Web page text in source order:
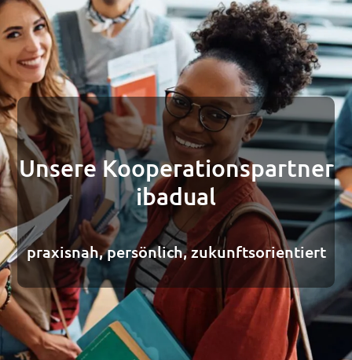
Unsere Kooperationspartner
ibadual
praxisnah, persönlich, zukunftsorientiert